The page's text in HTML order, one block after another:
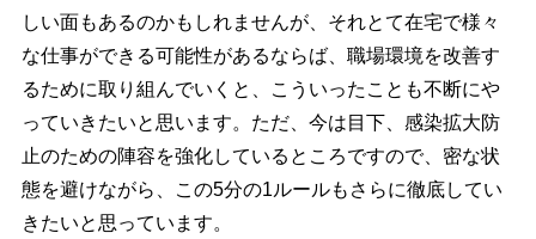
しい面もあるのかもしれませんが、それとて在宅で様々
な仕事ができる可能性があるならば、職場環境を改善す
るために取り組んでいくと、こういったことも不断にや
っていきたいと思います。ただ、今は目下、感染拡大防
止のための陣容を強化しているところですので、密な状
態を避けながら、この5分の1ルールもさらに徹底してい
きたいと思っています。